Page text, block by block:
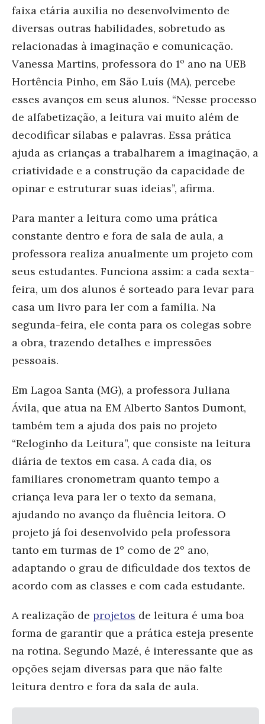
faixa etária auxilia no desenvolvimento de
diversas outras habilidades, sobretudo as
relacionadas à imaginação e comunicação.
Vanessa Martins, professora do 1º ano na UEB
Hortência Pinho, em São Luís (MA), percebe
esses avanços em seus alunos. “Nesse processo
de alfabetização, a leitura vai muito além de
decodificar sílabas e palavras. Essa prática
ajuda as crianças a trabalharem a imaginação, a
criatividade e a construção da capacidade de
opinar e estruturar suas ideias”, afirma.
Para manter a leitura como uma prática
constante dentro e fora de sala de aula, a
professora realiza anualmente um projeto com
seus estudantes. Funciona assim: a cada sexta-
feira, um dos alunos é sorteado para levar para
casa um livro para ler com a família. Na
segunda-feira, ele conta para os colegas sobre
a obra, trazendo detalhes e impressões
pessoais.
Em Lagoa Santa (MG), a professora Juliana
Ávila, que atua na EM Alberto Santos Dumont,
também tem a ajuda dos pais no projeto
“Reloginho da Leitura”, que consiste na leitura
diária de textos em casa. A cada dia, os
familiares cronometram quanto tempo a
criança leva para ler o texto da semana,
ajudando no avanço da fluência leitora. O
projeto já foi desenvolvido pela professora
tanto em turmas de 1º como de 2º ano,
adaptando o grau de dificuldade dos textos de
acordo com as classes e com cada estudante.
A realização de projetos de leitura é uma boa
forma de garantir que a prática esteja presente
na rotina. Segundo Mazé, é interessante que as
opções sejam diversas para que não falte
leitura dentro e fora da sala de aula.